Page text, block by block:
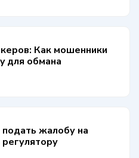
Как мошенники
для обмана
подать жалобу на